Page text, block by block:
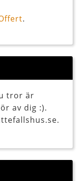
.
tror är
av dig :).